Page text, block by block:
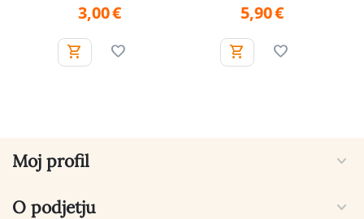
3,00€ 5,90€
Moj profil
O podjetju